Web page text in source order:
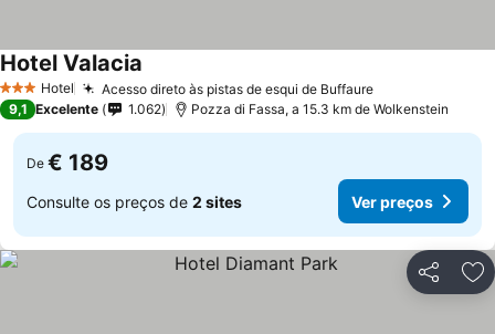
3 EstrelasHotel Acesso direto às pistas de esqui de BuffaureVer preços
Hotel Valacia
9,1 Excelente 1.062 Pozza di Fassa, a 15.3 km de Wolkenstein
De € 189
Consulte os preços de 2 sites Ver preços
Partilhar